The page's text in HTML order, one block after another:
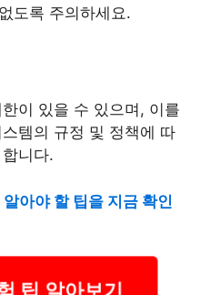
도록 주의하세요.
이 있을 수 있으며, 이를
템의 규정 및 정책에 따
니다.
아야 할 팁을 지금 확인